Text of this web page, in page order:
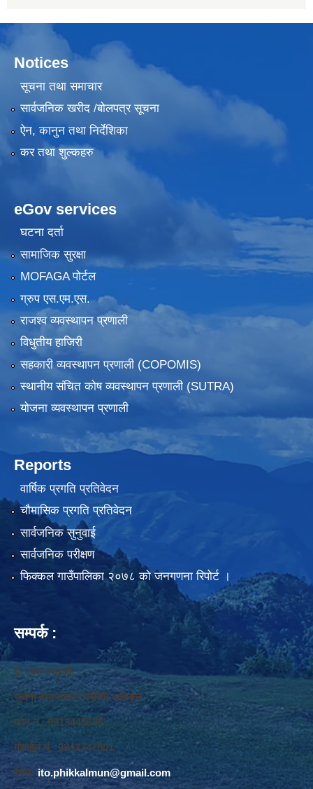
Notices
सूचना तथा समाचार
सार्वजनिक खरीद /बोलपत्र सूचना
ऐन, कानुन तथा निर्देशिका
कर तथा शुल्कहरु
eGov services
घटना दर्ता
सामाजिक सुरक्षा
MOFAGA पोर्टल
ग्रुप एस.एम.एस.
राजश्व व्यवस्थापन प्रणाली
विधुतीय हाजिरी
सहकारी व्यवस्थापन प्रणाली (COPOMIS)
स्थानीय संचित कोष व्यवस्थापन प्रणाली (SUTRA)
योजना व्यवस्थापन प्रणाली
Reports
वार्षिक प्रगति प्रतिवेदन
चौमासिक प्रगति प्रतिवेदन
सार्वजनिक सुनुवाई
सार्वजनिक परीक्षण
फिक्कल गाउँपालिका २०७८ को जनगणना रिपोर्ट ।
सम्पर्क :
ई. नरेश बराइली
सुचना तथा सञ्‍चार प्रविधि अधिकृत
फोन नं. 9813445685
मोवाईल नं. 9843747501
ईमेलःito.phikkalmun@gmail.com